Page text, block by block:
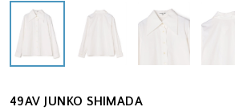
49AV JUNKO SHIMADA